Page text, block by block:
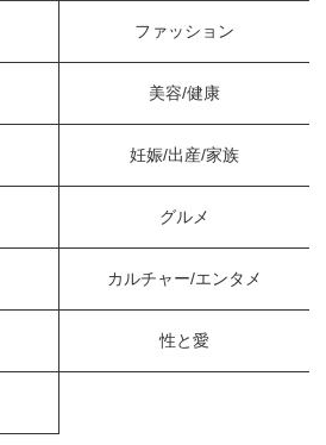
ファッション
美容/健康
妊娠/出産/家族
グルメ
カルチャー/エンタメ
性と愛